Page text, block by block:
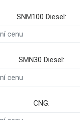
SNM100 Diesel:
SMN30 Diesel:
CNG: